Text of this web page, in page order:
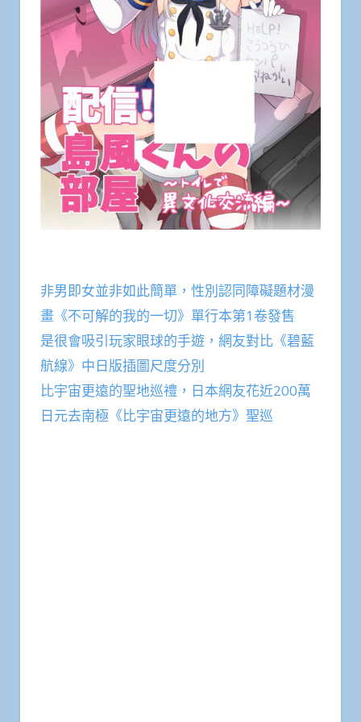
非男即女並非如此簡單，性別認同障礙題材漫
畫《不可解的我的一切》單行本第1卷發售
是很會吸引玩家眼球的手遊，網友對比《碧藍
航線》中日版插圖尺度分別
比宇宙更遠的聖地巡禮，日本網友花近200萬
日元去南極《比宇宙更遠的地方》聖巡